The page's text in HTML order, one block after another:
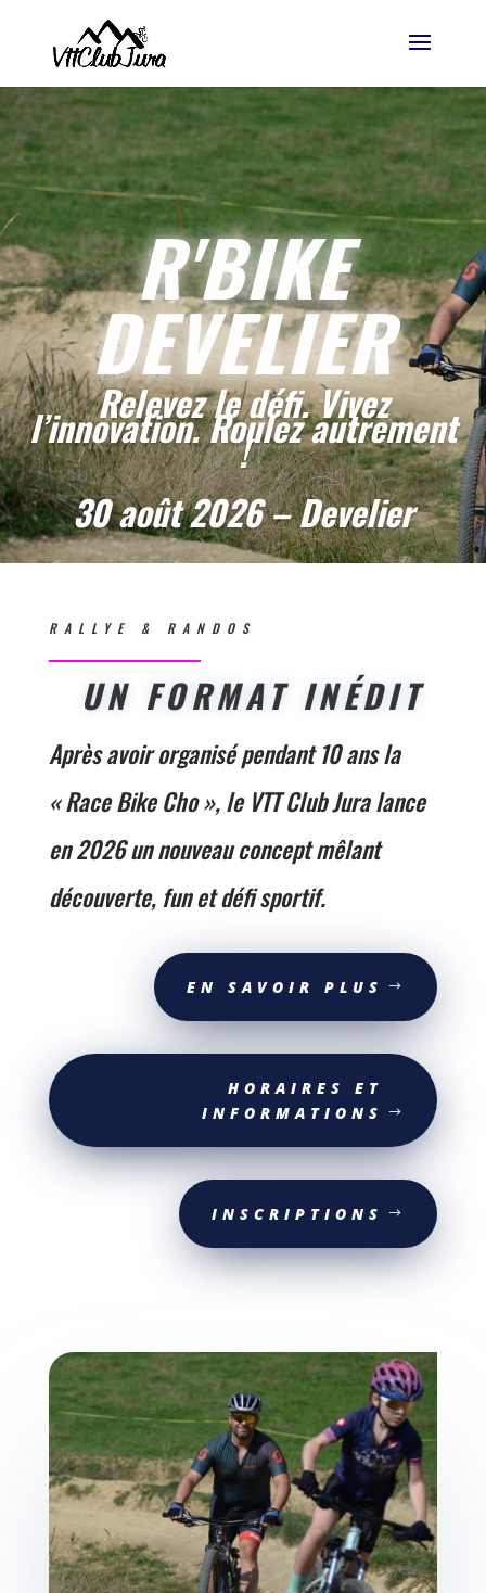
R'BIKE
DEVELIER
Relevez le défi. Vivez
l’innovation. Roulez autrement
!
30 août 2026 – Develier
RALLYE & RANDOS
UN FORMAT INÉDIT
Après avoir organisé pendant 10 ans la
« Race Bike Cho », le VTT Club Jura lance
en 2026 un nouveau concept mêlant
découverte, fun et défi sportif.
EN SAVOIR PLUS
HORAIRES ET
INFORMATIONS
INSCRIPTIONS